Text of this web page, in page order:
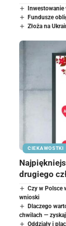
Fundusze
Złoża na
CIEKAWOSTKI
drugiego
Czy w Polsce
wnioski
Dlaczego
chwilach —
Oddziały i